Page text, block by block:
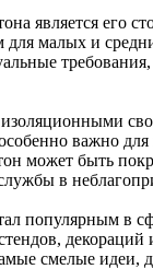
является его
для малых и
важно
может быть
в
популярным в
смелые идеи,